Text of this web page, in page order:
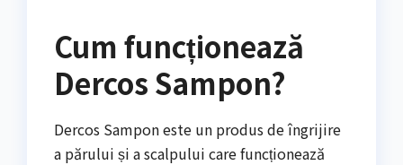
Cum funcționează
Dercos Sampon?
Dercos Sampon este un produs de îngrijire
a părului și a scalpului care funcționează